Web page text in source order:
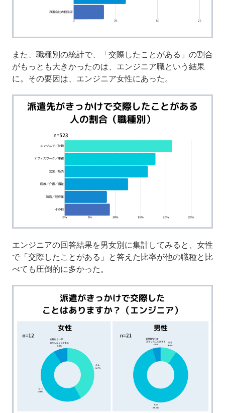
また、職種別の統計で、「交際したことがある」の割合
がもっとも大きかったのは、エンジニア職という結果
に。その要因は、エンジニア女性にあった。
エンジニアの回答結果を男女別に集計してみると、女性
で「交際したことがある」と答えた比率が他の職種と比
べても圧倒的に多かった。